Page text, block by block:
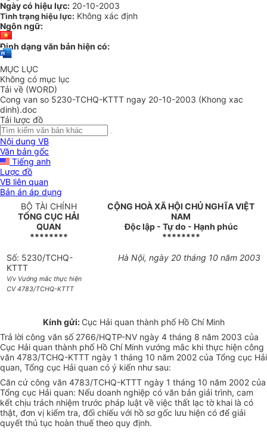
Ngày có hiệu lực: 20-10-2003
Tình trạng hiệu lực: Không xác định
Ngôn ngữ:
Định dạng văn bản hiện có:
MỤC LỤC
Không có mục lục
Tải về (WORD)
Cong van so 5230-TCHQ-KTTT ngay 20-10-2003 (Khong xac
dinh).doc
Tải lược đồ
Nội dung VB
Văn bản gốc
Tiếng anh
Lược đồ
VB liên quan
Bản án áp dụng
BỘ TÀI CHÍNH
TỔNG CỤC HẢI
QUAN
********
CỘNG HOÀ XÃ HỘI CHỦ NGHĨA VIỆT
NAM
Độc lập - Tự do - Hạnh phúc
********
Số: 5230/TCHQ-
KTTT
V/v Vướng mắc thực hiện
CV 4783/TCHQ-KTTT
Hà Nội, ngày 20 tháng 10 năm 2003
Kính gửi: Cục Hải quan thành phố Hồ Chí Minh
Trả lời công văn số 2766/HQTP-NV ngày 4 tháng 8 năm 2003 của
Cục Hải quan thành phố Hồ Chí Minh vướng mắc khi thực hiện công
văn 4783/TCHQ-KTTT ngày 1 tháng 10 năm 2002 của Tổng cục Hải
quan, Tổng cục Hải quan có ý kiến như sau:
Căn cứ công văn 4783/TCHQ-KTTT ngày 1 tháng 10 năm 2002 của
Tổng cục Hải quan: Nếu doanh nghiệp có văn bản giải trình, cam
kết chịu trách nhiệm trước pháp luật về việc thất lạc tờ khai là có
thật, đơn vị kiểm tra, đối chiếu với hồ sơ gốc lưu hiện có để giải
quyết thủ tục hoàn thuế theo quy định.